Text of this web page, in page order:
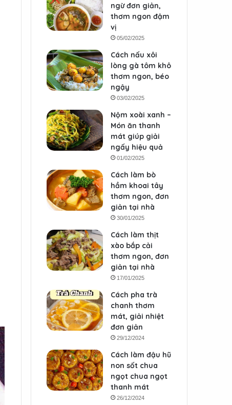
ngừ đơn giản,
thơm ngon đậm
vị
05/02/2025
Cách nấu xôi
lòng gà tôm khô
thơm ngon, béo
ngậy
03/02/2025
Nộm xoài xanh –
Món ăn thanh
mát giúp giải
ngấy hiệu quả
01/02/2025
Cách làm bò
hầm khoai tây
thơm ngon, đơn
giản tại nhà
30/01/2025
Cách làm thịt
xào bắp cải
thơm ngon, đơn
giản tại nhà
17/01/2025
Cách pha trà
chanh thơm
mát, giải nhiệt
đơn giản
29/12/2024
Cách làm đậu hũ
non sốt chua
ngọt chua ngọt
thanh mát
26/12/2024